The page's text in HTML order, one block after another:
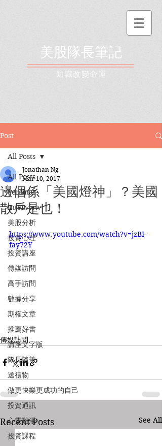
美股隊長筆記
​知識改變命運
Post
All Posts
Seminar
Interview
美股分析
投資心理
投資講座
傳媒訪問
高手訪問
數據分享
期權文章
推薦好書
講座文字版
隊長隨筆
送禮物
做更快樂更成功的自己
投資通訊
心靈雞湯
投資課程
All Posts
邊個係「美國燈神」？美國
散戶是也！
Jonathan Ng
Mar 10, 2017
https://www.youtube.com/watch?v=jzBI-
fay72Y
傳媒訪問
Recent Posts See All